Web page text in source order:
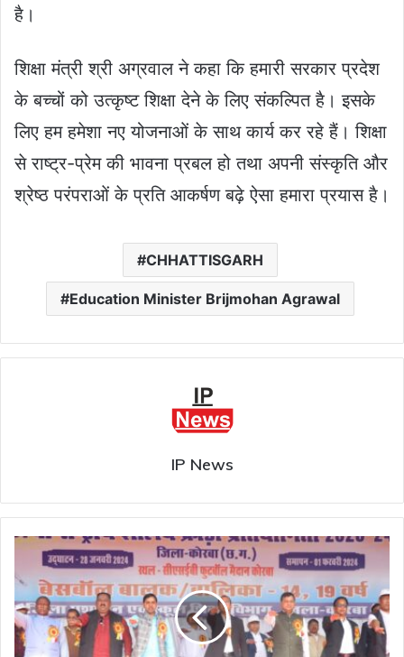
है।
शिक्षा मंत्री श्री अग्रवाल ने कहा कि हमारी सरकार प्रदेश
के बच्चों को उत्कृष्ट शिक्षा देने के लिए संकल्पित है। इसके
लिए हम हमेशा नए योजनाओं के साथ कार्य कर रहे हैं। शिक्षा
से राष्ट्र-प्रेम की भावना प्रबल हो तथा अपनी संस्कृति और
श्रेष्ठ परंपराओं के प्रति आकर्षण बढ़े ऐसा हमारा प्रयास है।
CHHATTISGARH
Education Minister Brijmohan Agrawal
IP News
67वीं
राष्ट्रीय
शालेय
बेसबॉल
प्रतियोगिता
शुरू,